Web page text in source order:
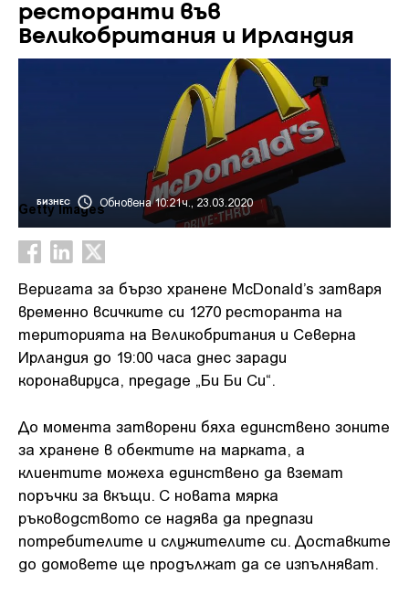
ресторанти във
Великобритания и Ирландия
БИЗНЕС Обновена 10:21ч., 23.03.2020
Getty Images
Веригата за бързо хранене McDonald’s затваря
временно всичките си 1270 ресторанта на
територията на Великобритания и Северна
Ирландия до 19:00 часа днес заради
коронавируса, предаде „Би Би Си“.
До момента затворени бяха единствено зоните
за хранене в обектите на марката, а
клиентите можеха единствено да вземат
поръчки за вкъщи. С новата мярка
ръководството се надява да предпази
потребителите и служителите си. Доставките
до домовете ще продължат да се изпълняват.